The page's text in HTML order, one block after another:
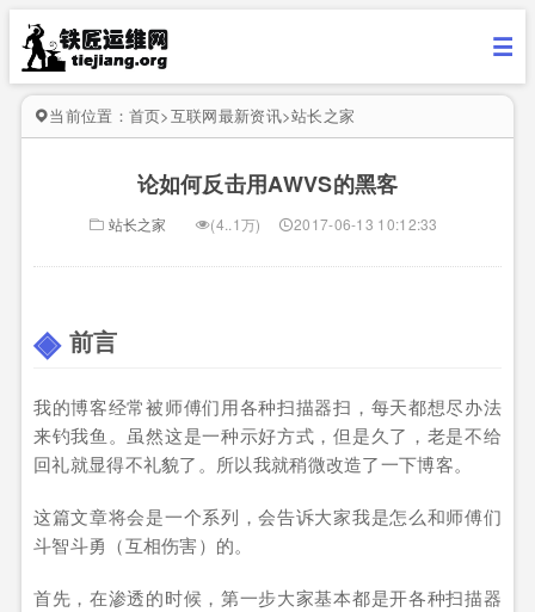
当前位置： 首页>互联网最新资讯>站长之家
论如何反击用AWVS的黑客
站长之家 (4..1万) 2017-06-13 10:12:33
前言
我的博客经常被师傅们用各种扫描器扫，每天都想尽办法
来钓我鱼。虽然这是一种示好方式，但是久了，老是不给
回礼就显得不礼貌了。所以我就稍微改造了一下博客。
这篇文章将会是一个系列，会告诉大家我是怎么和师傅们
斗智斗勇（互相伤害）的。
首先，在渗透的时候，第一步大家基本都是开各种扫描器